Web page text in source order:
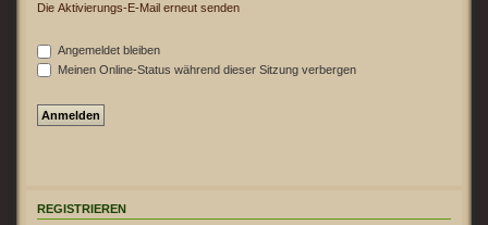
Die Aktivierungs-E-Mail erneut senden
Angemeldet bleiben
Meinen Online-Status während dieser Sitzung verbergen
REGISTRIEREN